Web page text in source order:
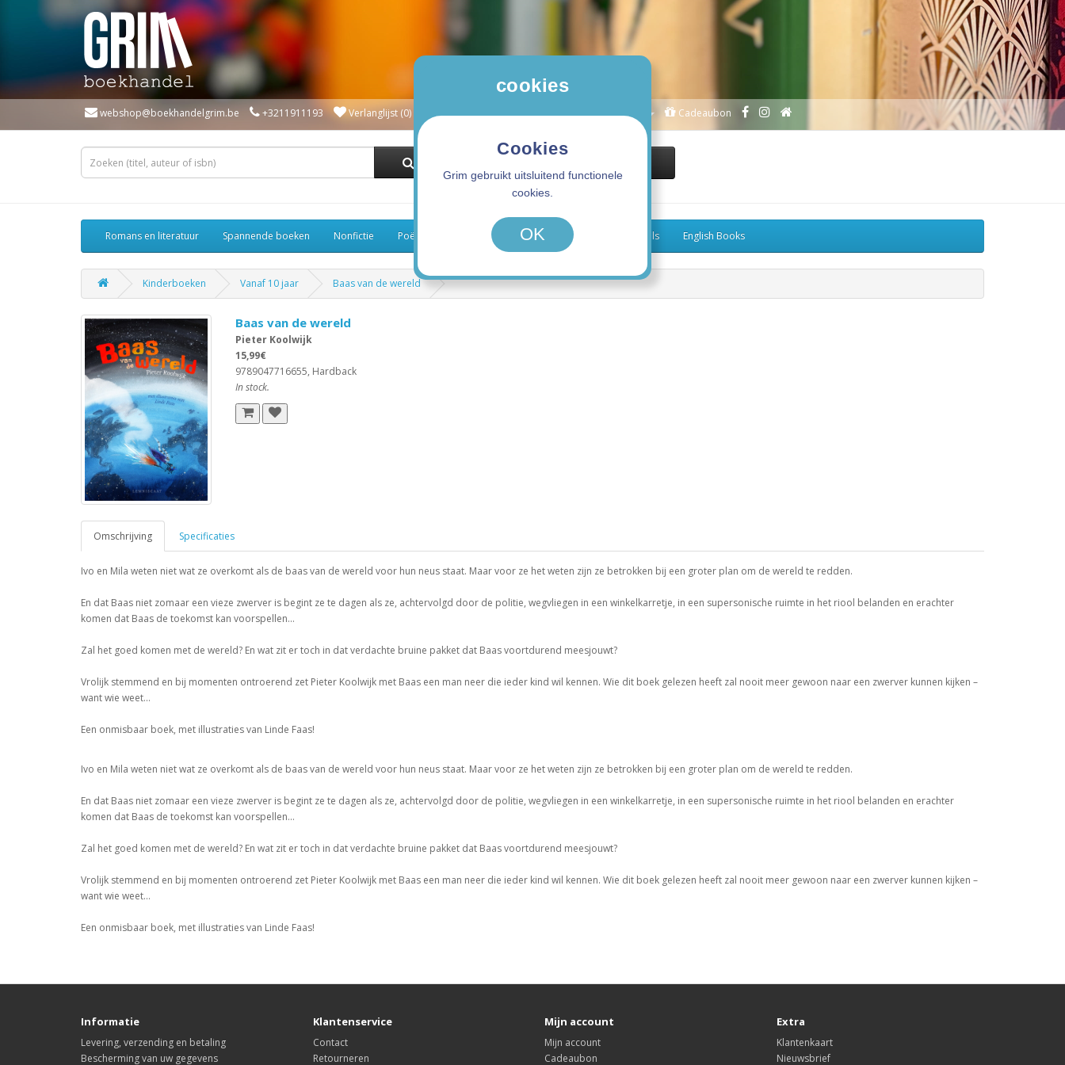
webshop@boekhandelgrim.be +3211911193 Verlanglijst (0) Winkelwagen Afrekenen Mijn Account Cadeaubon
Romans en literatuur Spannende boeken Nonfictie Poëzie Kinderboeken Koken Graphic Novels English Books
Kinderboeken Vanaf 10 jaar Baas van de wereld
Baas van de wereld
Pieter Koolwijk
15,99€
9789047716655, Hardback
In stock.
Omschrijving Specificaties
Ivo en Mila weten niet wat ze overkomt als de baas van de wereld voor hun neus staat. Maar voor ze het weten zijn ze betrokken bij een groter plan om de wereld te redden.
En dat Baas niet zomaar een vieze zwerver is begint ze te dagen als ze, achtervolgd door de politie, wegvliegen in een winkelkarretje, in een supersonische ruimte in het riool belanden en erachter
komen dat Baas de toekomst kan voorspellen…
Zal het goed komen met de wereld? En wat zit er toch in dat verdachte bruine pakket dat Baas voortdurend meesjouwt?
Vrolijk stemmend en bij momenten ontroerend zet Pieter Koolwijk met Baas een man neer die ieder kind wil kennen. Wie dit boek gelezen heeft zal nooit meer gewoon naar een zwerver kunnen kijken –
want wie weet…
Een onmisbaar boek, met illustraties van Linde Faas!
Ivo en Mila weten niet wat ze overkomt als de baas van de wereld voor hun neus staat. Maar voor ze het weten zijn ze betrokken bij een groter plan om de wereld te redden.
En dat Baas niet zomaar een vieze zwerver is begint ze te dagen als ze, achtervolgd door de politie, wegvliegen in een winkelkarretje, in een supersonische ruimte in het riool belanden en erachter
komen dat Baas de toekomst kan voorspellen…
Zal het goed komen met de wereld? En wat zit er toch in dat verdachte bruine pakket dat Baas voortdurend meesjouwt?
Vrolijk stemmend en bij momenten ontroerend zet Pieter Koolwijk met Baas een man neer die ieder kind wil kennen. Wie dit boek gelezen heeft zal nooit meer gewoon naar een zwerver kunnen kijken –
want wie weet…
Een onmisbaar boek, met illustraties van Linde Faas!
Informatie
Levering, verzending en betaling
Bescherming van uw gegevens
Klantenservice
Contact
Retourneren
Mijn account
Mijn account
Cadeaubon
Extra
Klantenkaart
Nieuwsbrief
cookies
Cookies
Grim gebruikt uitsluitend functionele
cookies.
OK